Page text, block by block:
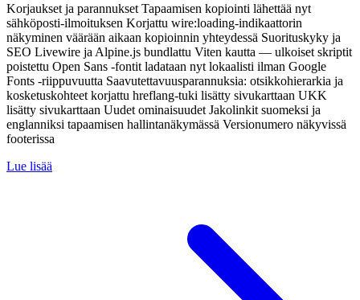
Korjaukset ja parannukset Tapaamisen kopiointi lähettää nyt
sähköposti-ilmoituksen Korjattu wire:loading-indikaattorin
näkyminen väärään aikaan kopioinnin yhteydessä Suorituskyky ja
SEO Livewire ja Alpine.js bundlattu Viten kautta — ulkoiset skriptit
poistettu Open Sans -fontit ladataan nyt lokaalisti ilman Google
Fonts -riippuvuutta Saavutettavuusparannuksia: otsikkohierarkia ja
kosketuskohteet korjattu hreflang-tuki lisätty sivukarttaan UKK
lisätty sivukarttaan Uudet ominaisuudet Jakolinkit suomeksi ja
englanniksi tapaamisen hallintanäkymässä Versionumero näkyvissä
footerissa
Lue lisää